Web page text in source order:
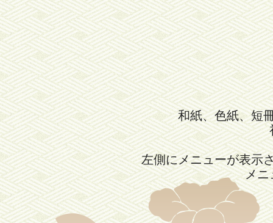
和紙、色紙、短
左側にメニューが表示
メニ